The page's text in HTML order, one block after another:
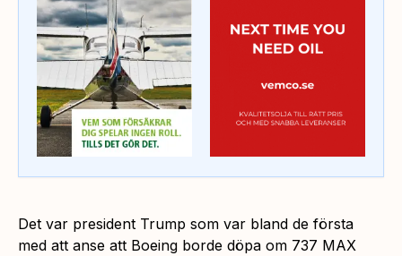
Det var president Trump som var bland de första
med att anse att Boeing borde döpa om 737 MAX